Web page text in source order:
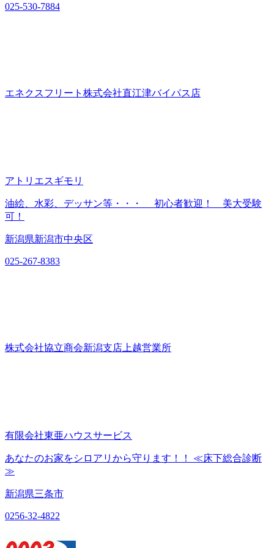
025-530-7884
エネクスフリート株式会社直江津バイパス店
アトリエスギモリ
油絵、水彩、デッサン等・・・ 初心者歓迎！ 美大受験
可！
新潟県新潟市中央区
025-267-8383
株式会社協立商会新潟支店上越営業所
有限会社東亜ハウスサービス
あなたのお家をシロアリから守ります！！ ≪床下総合診断
≫
新潟県三条市
0256-32-4822